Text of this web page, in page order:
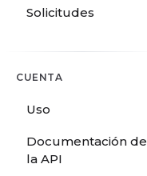
Solicitudes
CUENTA
Uso
Documentación de
la API